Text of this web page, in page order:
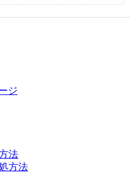
ジ
法
方法